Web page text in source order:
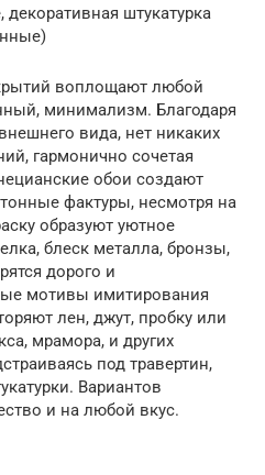
штукатурка
воплощают любой
минимализм. Благодаря
вида, нет никаких
гармонично сочетая
обои создают
фактуры, несмотря на
образуют уютное
блеск металла, бронзы,
дорого и
мотивы имитирования
лен, джут, пробку или
мрамора, и других
под травертин,
Вариантов
и на любой вкус.